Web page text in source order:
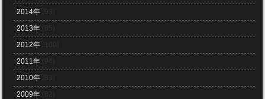
2014年
2013年
2012年
2011年
2010年
2009年